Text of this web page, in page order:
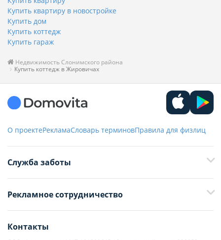
Купить квартиру в новостройке
Купить дом
Купить коттедж
Купить гараж
Недвижимость Слонимского района
Купить коттедж в Жировичах
О проектеРекламаСловарь терминовПравила для физлиц
Служба заботы
+375 33 376-13-70
editor@domovita.by
Рекламное сотрудничество
kb@domovita.by
Контакты